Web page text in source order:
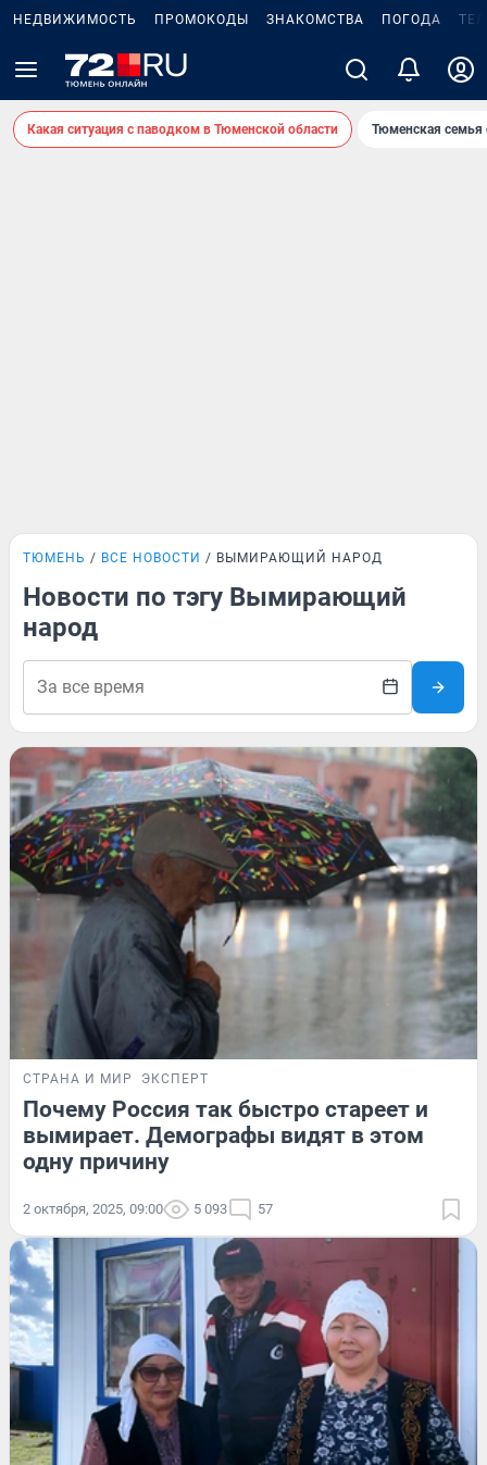
НЕДВИЖИМОСТЬ ПРОМОКОДЫ ЗНАКОМСТВА ПОГОДА
Какая ситуация с паводком в Тюменской области Тюменская семья
ТЮМЕНЬ ВСЕ НОВОСТИ ВЫМИРАЮЩИЙ НАРОД
Новости по тэгу Вымирающий
народ
СТРАНА И МИР ЭКСПЕРТ
Почему Россия так быстро стареет и
вымирает. Демографы видят в этом
одну причину
2 октября, 2025, 09:00 5 093 57